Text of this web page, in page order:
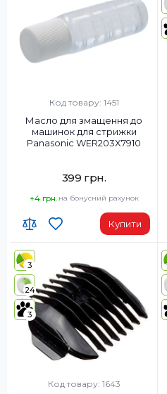
Код товару: 1451
Масло для змащення до
машинок для стрижки
Panasonic WER203X7910
399 грн.
+4 грн. на бонусний рахунок
Купити
3
24
3
Код товару: 1643